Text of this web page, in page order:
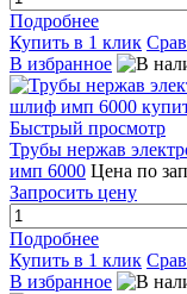
Подробнее
Купить в 1 клик
В избранное
Быстрый просмотр
Трубы нержав
имп 6000 Цена по
Запросить цену
Подробнее
Купить в 1 клик
В избранное